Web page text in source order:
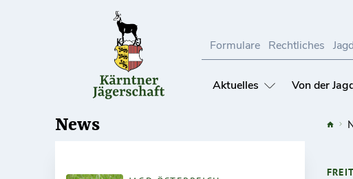
Formulare Rechtliches
Aktuelles Von der
News